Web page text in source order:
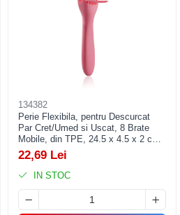
134382
Perie Flexibila, pentru Descurcat
Par Cret/Umed si Uscat, 8 Brate
Mobile, din TPE, 24.5 x 4.5 x 2 cm,
Roz
22,69 Lei
IN STOC